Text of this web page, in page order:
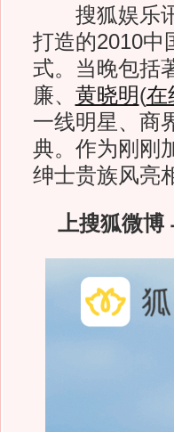
搜狐娱乐讯
打造的2010中
式。当晚包括
廉、 黄晓明(在
一线明星、商
典。作为刚刚
绅士贵族风亮
上搜狐微博